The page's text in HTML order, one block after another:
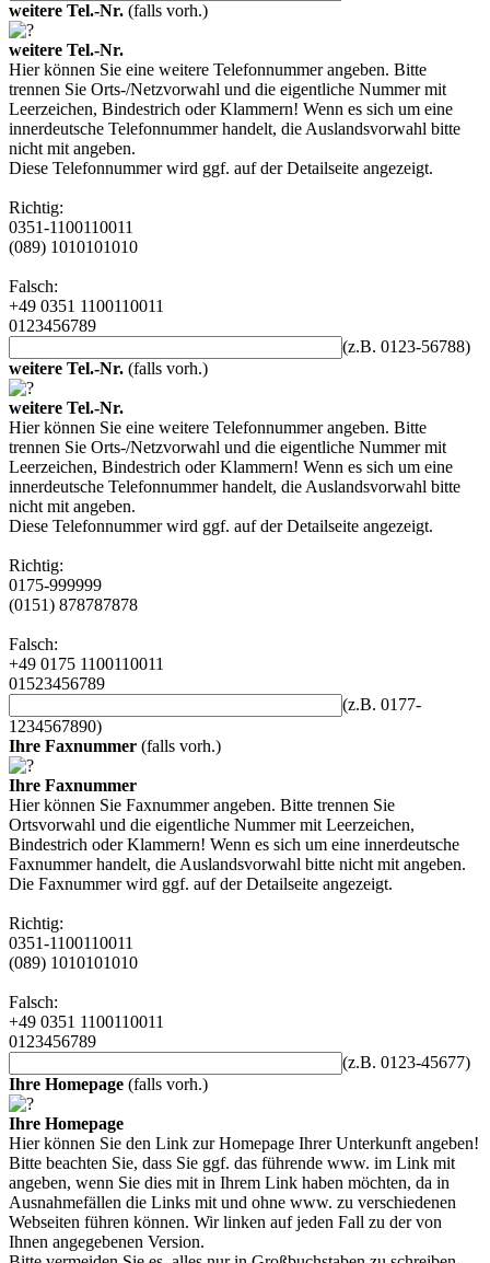
weitere Tel.-Nr. (falls vorh.)
weitere Tel.-Nr.
Hier können Sie eine weitere Telefonnummer angeben. Bitte
trennen Sie Orts-/Netzvorwahl und die eigentliche Nummer mit
Leerzeichen, Bindestrich oder Klammern! Wenn es sich um eine
innerdeutsche Telefonnummer handelt, die Auslandsvorwahl bitte
nicht mit angeben.
Diese Telefonnummer wird ggf. auf der Detailseite angezeigt.
Richtig:
0351-1100110011
(089) 1010101010
Falsch:
+49 0351 1100110011
0123456789
(z.B. 0123-56788)
weitere Tel.-Nr. (falls vorh.)
weitere Tel.-Nr.
Hier können Sie eine weitere Telefonnummer angeben. Bitte
trennen Sie Orts-/Netzvorwahl und die eigentliche Nummer mit
Leerzeichen, Bindestrich oder Klammern! Wenn es sich um eine
innerdeutsche Telefonnummer handelt, die Auslandsvorwahl bitte
nicht mit angeben.
Diese Telefonnummer wird ggf. auf der Detailseite angezeigt.
Richtig:
0175-999999
(0151) 878787878
Falsch:
+49 0175 1100110011
01523456789
(z.B. 0177-
1234567890)
Ihre Faxnummer (falls vorh.)
Ihre Faxnummer
Hier können Sie Faxnummer angeben. Bitte trennen Sie
Ortsvorwahl und die eigentliche Nummer mit Leerzeichen,
Bindestrich oder Klammern! Wenn es sich um eine innerdeutsche
Faxnummer handelt, die Auslandsvorwahl bitte nicht mit angeben.
Die Faxnummer wird ggf. auf der Detailseite angezeigt.
Richtig:
0351-1100110011
(089) 1010101010
Falsch:
+49 0351 1100110011
0123456789
(z.B. 0123-45677)
Ihre Homepage (falls vorh.)
Ihre Homepage
Hier können Sie den Link zur Homepage Ihrer Unterkunft angeben!
Bitte beachten Sie, dass Sie ggf. das führende www. im Link mit
angeben, wenn Sie dies mit in Ihrem Link haben möchten, da in
Ausnahmefällen die Links mit und ohne www. zu verschiedenen
Webseiten führen können. Wir linken auf jeden Fall zu der von
Ihnen angegebenen Version.